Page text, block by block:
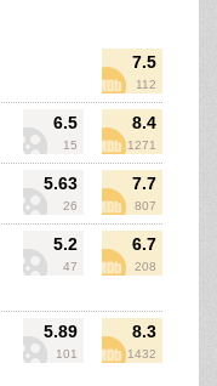
7.5
112
6.5
15
8.4
1271
5.63
26
7.7
807
5.2
47
6.7
208
5.89
101
8.3
1432